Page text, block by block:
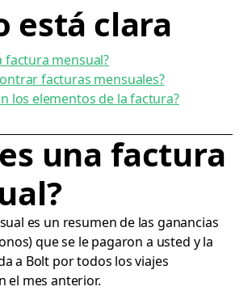
está clara
factura mensual?
facturas mensuales?
los elementos de la factura?
una factura
es un resumen de las ganancias
que se le pagaron a usted y la
a Bolt por todos los viajes
el mes anterior.